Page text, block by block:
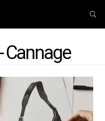
Cannage